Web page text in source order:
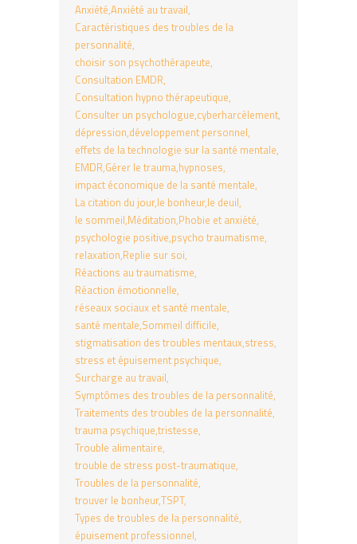
Anxiété Anxiété au travail
Caractéristiques des troubles de la
personnalité
choisir son psychothérapeute
Consultation EMDR
Consultation hypno thérapeutique
Consulter un psychologue cyberharcèlement
dépression développement personnel
effets de la technologie sur la santé mentale
EMDR Gérer le trauma hypnoses
impact économique de la santé mentale
La citation du jour le bonheur le deuil
le sommeil Méditation Phobie et anxiété
psychologie positive psycho traumatisme
relaxation Replie sur soi
Réactions au traumatisme
Réaction émotionnelle
réseaux sociaux et santé mentale
santé mentale Sommeil difficile
stigmatisation des troubles mentaux stress
stress et épuisement psychique
Surcharge au travail
Symptômes des troubles de la personnalité
Traitements des troubles de la personnalité
trauma psychique tristesse
Trouble alimentaire
trouble de stress post-traumatique
Troubles de la personnalité
trouver le bonheurTSPT
Types de troubles de la personnalité
épuisement professionnel